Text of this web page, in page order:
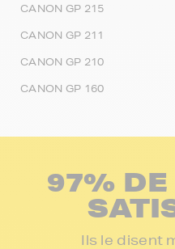
CANON GP 215
CANON GP 211
CANON GP 210
CANON GP 160
97%
Ils le disent